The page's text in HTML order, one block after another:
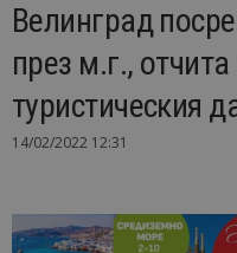
Велинград
през м.г.,
туристическия
14/02/2022 12:31